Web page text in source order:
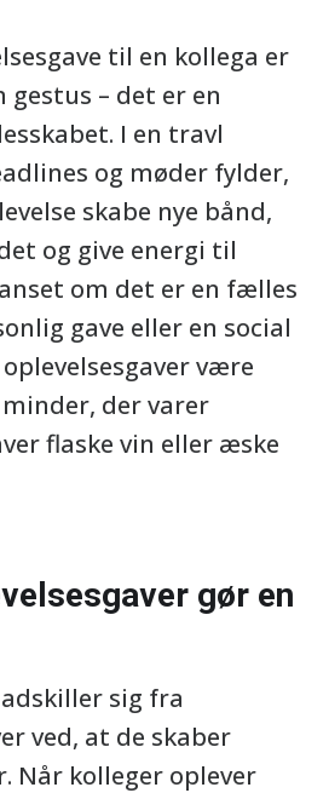
til en kollega er
gestus – det er en
I en travl
og møder fylder,
skabe nye bånd,
og give energi til
om det er en fælles
gave eller en social
være
der varer
flaske vin eller æske
gør en
sig fra
ved, at de skaber
Når kolleger oplever